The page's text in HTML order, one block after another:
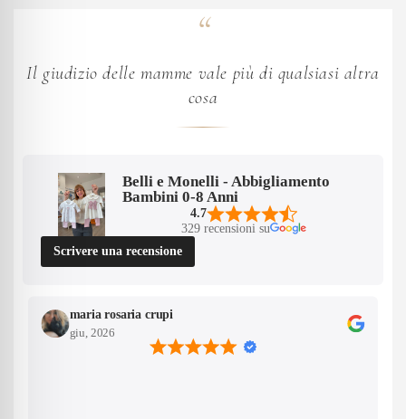
Il giudizio delle mamme vale più di qualsiasi altra
cosa
Belli e Monelli - Abbigliamento
Bambini 0-8 Anni
4.7
329 recensioni su
Scrivere una recensione
maria rosaria crupi
giu, 2026 Confirm your age